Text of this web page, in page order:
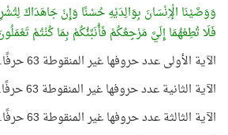
وَوَصَّيْنَا الْإِنْسَانَ بِوَالِدَيْهِ حُسْنًا وَإِنْ جَاهَدَاكَ
فَلَا تُطِعْهُمَا إِلَيَّ مَرْجِعُكُمْ فَأُنَبِّئُكُمْ بِمَا كُنْتُمْ
الآية الأولى عدد حروفها غير المنقوطة 63 حرفًا.
الآية الثانية عدد حروفها غير المنقوطة 63 حرفًا.
الآية الثالثة عدد حروفها غير المنقوطة 63 حرفًا.